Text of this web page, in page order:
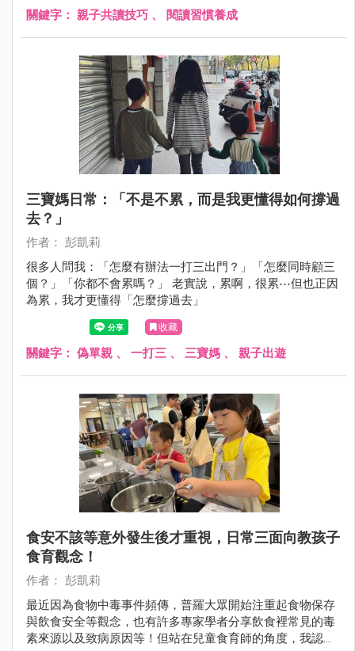
關鍵字： 親子共讀技巧 、 閱讀習慣養成
三寶媽日常：「不是不累，而是我更懂得如何撐過
去？」
作者： 彭凱莉
很多人問我：「怎麼有辦法一打三出門？」「怎麼同時顧三
個？」「你都不會累嗎？」 老實說，累啊，很累⋯但也正因
為累，我才更懂得「怎麼撐過去」
收藏
關鍵字： 偽單親 、 一打三 、 三寶媽 、 親子出遊
食安不該等意外發生後才重視，日常三面向教孩子
食育觀念！
作者： 彭凱莉
最近因為食物中毒事件頻傳，普羅大眾開始注重起食物保存
與飲食安全等觀念，也有許多專家學者分享飲食裡常見的毒
素來源以及致病原因等！但站在兒童食育師的角度，我認為